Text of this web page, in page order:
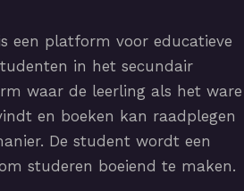
een platform voor educatieve
in het secundair
waar de leerling als het ware
en boeken kan raadplegen
De student wordt een
studeren boeiend te maken.